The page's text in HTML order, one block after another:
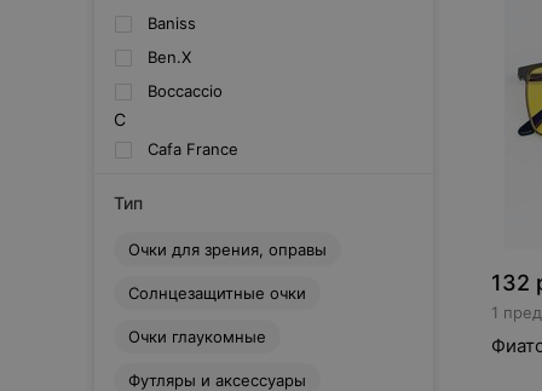
Baniss
Ben.X
Boccaccio
C
Cafa France
Drivers Club
Тип
Очки для зрения, оправы
Солнцезащитные очки
Очки глаукомные
Футляры и аксессуары
132
1